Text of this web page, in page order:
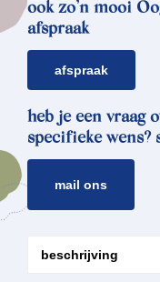
ook zo’n mooi
afspraak
afspraak
heb je een vraag
specifieke wens?
mail ons
beschrijving